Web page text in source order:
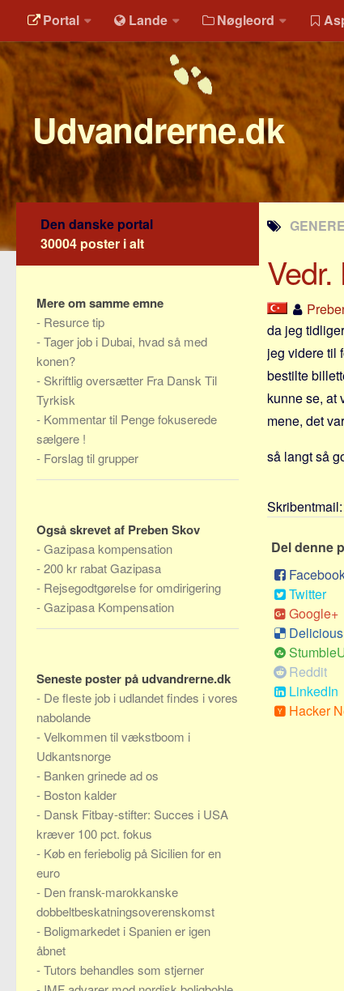
Portal Lande Nøgleord
Udvandrerne.dk
da jeg
jeg videre til
bestilte
kunne se, at
mene, det
så langt så
Skribentmail:
Del denne
Twitter
Google+
Delicious
Reddit
LinkedIn
Hacker
Den danske portal
30004 poster i alt
Mere om samme emne
- Resurce tip
-Tager job i Dubai, hvad så med
konen?
- Skriftlig oversætter Fra Dansk Til
Tyrkisk
- Kommentar til Penge fokuserede
sælgere !
- Forslag til grupper
Også skrevet af Preben Skov
-Gazipasa kompensation
-200 kr rabat Gazipasa
- Rejsegodtgørelse for omdirigering
-Gazipasa Kompensation
Seneste poster på udvandrerne.dk
- De fleste job i udlandet findes i vores
nabolande
-Velkommen til vækstboom i
Udkantsnorge
- Banken grinede ad os
- Boston kalder
- Dansk Fitbay-stifter: Succes i USA
kræver 100 pct. fokus
- Køb en feriebolig på Sicilien for en
euro
- Den fransk-marokkanske
dobbeltbeskatningsoverenskomst
- Boligmarkedet i Spanien er igen
åbnet
-Tutors behandles som stjerner